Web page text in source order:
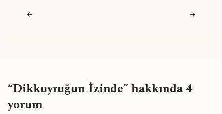
Navigasyon sonrası
← →
“Dikkuyruğun İzinde” hakkında 4
yorum